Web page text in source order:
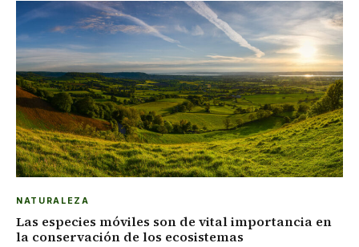
NATURALEZA
Las especies móviles son de vital importancia en
la conservación de los ecosistemas